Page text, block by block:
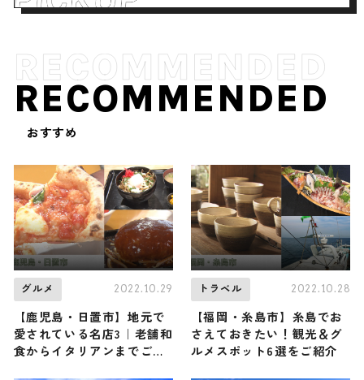
RECOMMENDED
おすすめ
グルメ 2022.10.29
【鹿児島・日置市】地元で
愛されている名店3｜老舗和
食からイタリアンまでご紹
トラベル 2022.10.28
【福岡・糸島市】糸島でお
さえておきたい！観光＆グ
ルメスポット6選をご紹介